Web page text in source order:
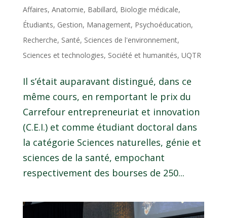
Affaires, Anatomie, Babillard, Biologie médicale,
Étudiants, Gestion, Management, Psychoéducation,
Recherche, Santé, Sciences de l'environnement,
Sciences et technologies, Société et humanités, UQTR
Il s’était auparavant distingué, dans ce
même cours, en remportant le prix du
Carrefour entrepreneuriat et innovation
(C.E.I.) et comme étudiant doctoral dans
la catégorie Sciences naturelles, génie et
sciences de la santé, empochant
respectivement des bourses de 250...